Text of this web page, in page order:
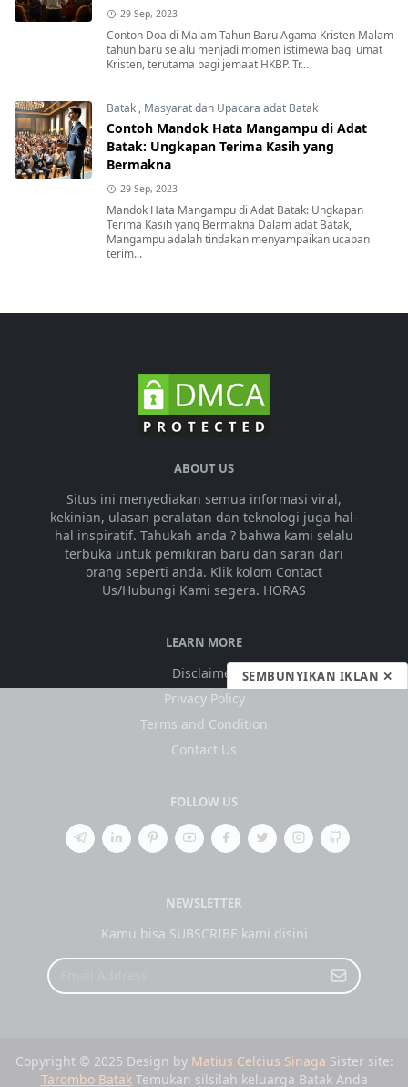
29 Sep, 2023
Contoh Doa di Malam Tahun Baru Agama Kristen Malam
tahun baru selalu menjadi momen istimewa bagi umat
Kristen, terutama bagi jemaat HKBP. Tr...
Batak , Masyarat dan Upacara adat Batak
Contoh Mandok Hata Mangampu di Adat
Batak: Ungkapan Terima Kasih yang
Bermakna
29 Sep, 2023
Mandok Hata Mangampu di Adat Batak: Ungkapan
Terima Kasih yang Bermakna Dalam adat Batak,
Mangampu adalah tindakan menyampaikan ucapan
terim...
ABOUT US
Situs ini menyediakan semua informasi viral,
kekinian, ulasan peralatan dan teknologi juga hal-
hal inspiratif. Tahukah anda ? bahwa kami selalu
terbuka untuk pemikiran baru dan saran dari
orang seperti anda. Klik kolom Contact
Us/Hubungi Kami segera. HORAS
LEARN MORE
Disclaimer
Privacy Policy
Terms and Condition
Contact Us
FOLLOW US
NEWSLETTER
Kamu bisa SUBSCRIBE kami disini
Copyright © 2025 Design by Matius Celcius Sinaga Sister site:
Tarombo BatakTemukan silsilah keluarga Batak Anda
SEMBUNYIKAN IKLAN ✕